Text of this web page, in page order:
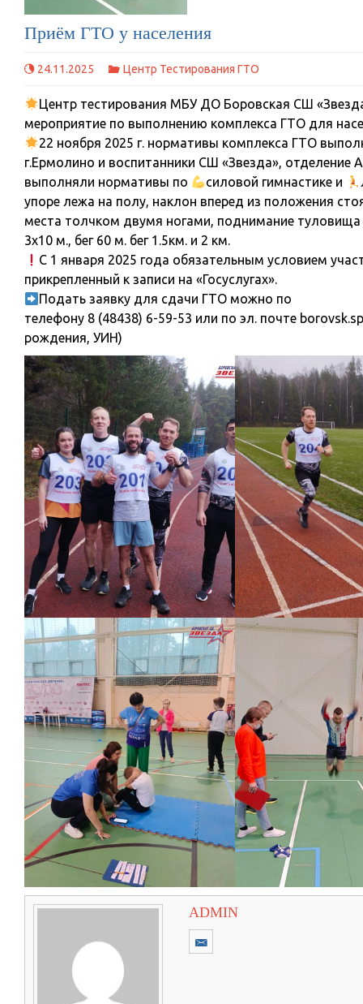
Приём ГТО у населения
24.11.2025 Центр Тестирования ГТО
Центр тестирования МБУ ДО Боровская СШ
мероприятие по выполнению комплекса ГТО для
22 ноября 2025 г. нормативы комплекса ГТО
г.Ермолино и воспитанники СШ «Звезда», отделение
выполняли нормативы по
силовой гимнастике и
упоре лежа на полу, наклон вперед из положения
места толчком двумя ногами, поднимание
3х10 м., бег 60 м. бег 1.5км. и 2 км.
С 1 января 2025 года обязательным условием
прикрепленный к записи на «Госуслугах».
Подать заявку для сдачи ГТО можно по
телефону 8 (48438) 6-59-53 или по эл. почте
рождения, УИН)
ADMIN